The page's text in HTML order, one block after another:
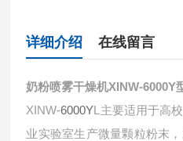
详细介绍 在线留言
奶粉喷雾干燥机XINW-6000Y
XINW-6000YL主要适用于高
业实验室生产微量颗粒粉末